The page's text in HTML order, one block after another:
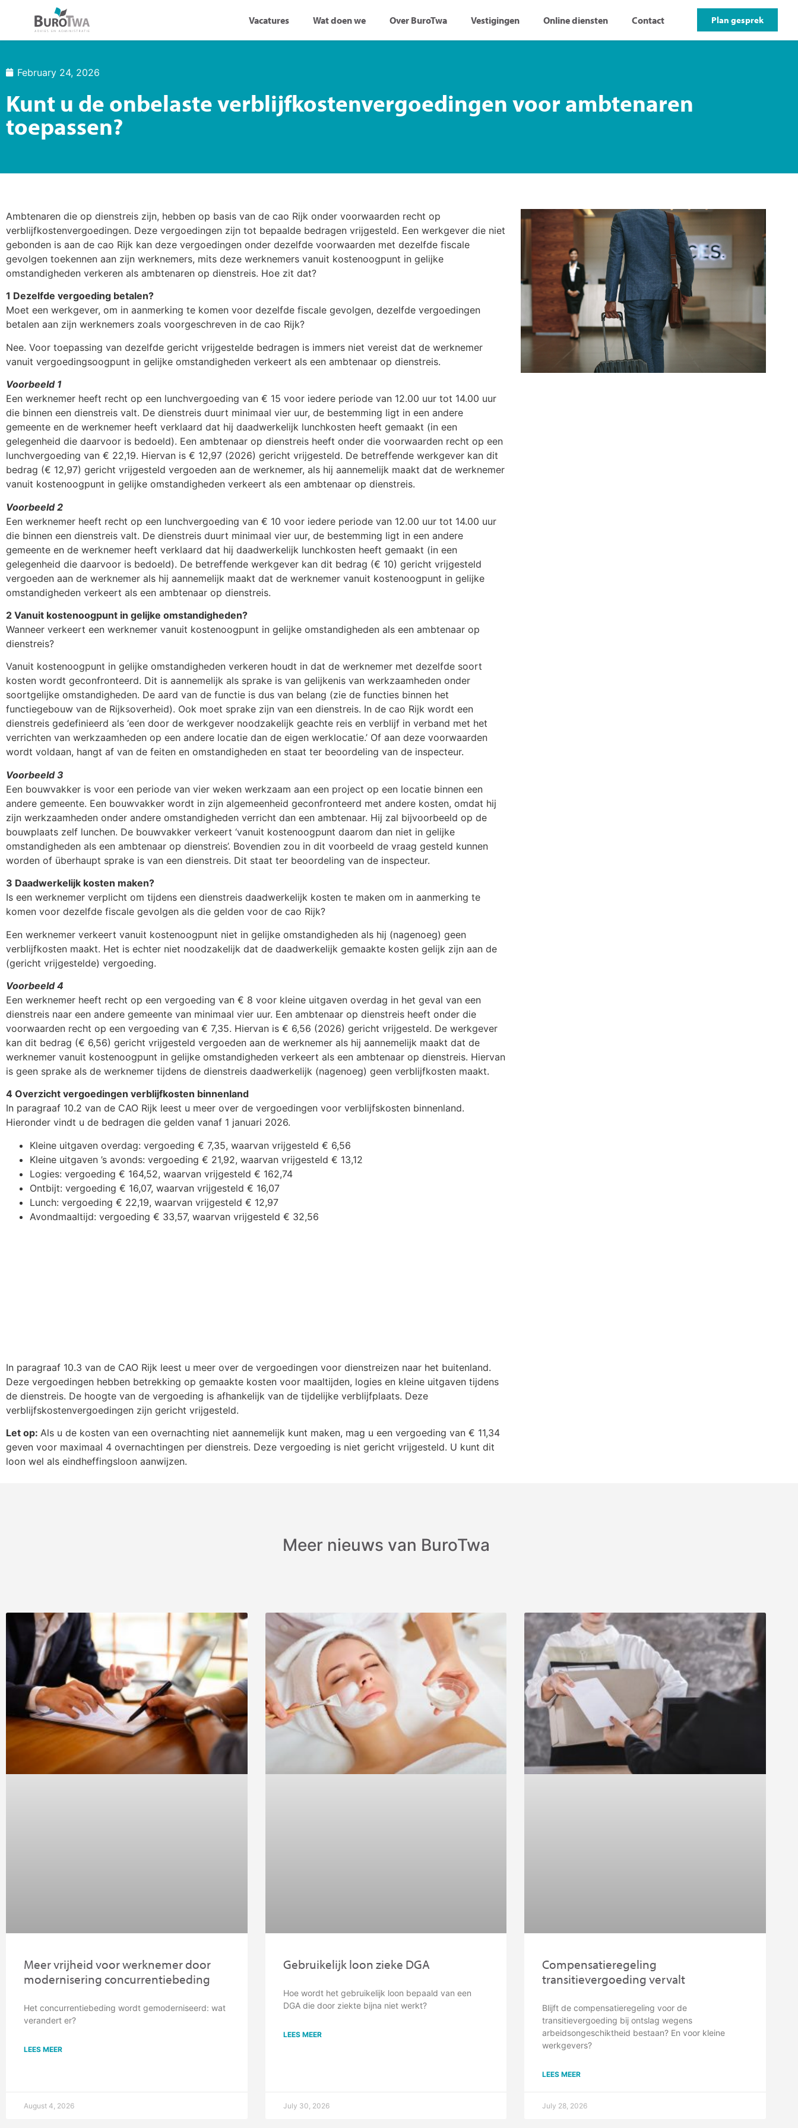
Vacatures Wat doen we Over BuroTwa Vestigingen Online diensten Contact Plan gesprek
February 24, 2026
Kunt u de onbelaste verblijfkostenvergoedingen voor ambtenaren
toepassen?
Ambtenaren die op dienstreis zijn, hebben op basis van de cao Rijk onder voorwaarden recht op
verblijfkostenvergoedingen. Deze vergoedingen zijn tot bepaalde bedragen vrijgesteld. Een werkgever die niet
gebonden is aan de cao Rijk kan deze vergoedingen onder dezelfde voorwaarden met dezelfde fiscale
gevolgen toekennen aan zijn werknemers, mits deze werknemers vanuit kostenoogpunt in gelijke
omstandigheden verkeren als ambtenaren op dienstreis. Hoe zit dat?
1 Dezelfde vergoeding betalen?
Moet een werkgever, om in aanmerking te komen voor dezelfde fiscale gevolgen, dezelfde vergoedingen
betalen aan zijn werknemers zoals voorgeschreven in de cao Rijk?
Nee. Voor toepassing van dezelfde gericht vrijgestelde bedragen is immers niet vereist dat de werknemer
vanuit vergoedingsoogpunt in gelijke omstandigheden verkeert als een ambtenaar op dienstreis.
Voorbeeld 1
Een werknemer heeft recht op een lunchvergoeding van € 15 voor iedere periode van 12.00 uur tot 14.00 uur
die binnen een dienstreis valt. De dienstreis duurt minimaal vier uur, de bestemming ligt in een andere
gemeente en de werknemer heeft verklaard dat hij daadwerkelijk lunchkosten heeft gemaakt (in een
gelegenheid die daarvoor is bedoeld). Een ambtenaar op dienstreis heeft onder die voorwaarden recht op een
lunchvergoeding van € 22,19. Hiervan is € 12,97 (2026) gericht vrijgesteld. De betreffende werkgever kan dit
bedrag (€ 12,97) gericht vrijgesteld vergoeden aan de werknemer, als hij aannemelijk maakt dat de werknemer
vanuit kostenoogpunt in gelijke omstandigheden verkeert als een ambtenaar op dienstreis.
Voorbeeld 2
Een werknemer heeft recht op een lunchvergoeding van € 10 voor iedere periode van 12.00 uur tot 14.00 uur
die binnen een dienstreis valt. De dienstreis duurt minimaal vier uur, de bestemming ligt in een andere
gemeente en de werknemer heeft verklaard dat hij daadwerkelijk lunchkosten heeft gemaakt (in een
gelegenheid die daarvoor is bedoeld). De betreffende werkgever kan dit bedrag (€ 10) gericht vrijgesteld
vergoeden aan de werknemer als hij aannemelijk maakt dat de werknemer vanuit kostenoogpunt in gelijke
omstandigheden verkeert als een ambtenaar op dienstreis.
2 Vanuit kostenoogpunt in gelijke omstandigheden?
Wanneer verkeert een werknemer vanuit kostenoogpunt in gelijke omstandigheden als een ambtenaar op
dienstreis?
Vanuit kostenoogpunt in gelijke omstandigheden verkeren houdt in dat de werknemer met dezelfde soort
kosten wordt geconfronteerd. Dit is aannemelijk als sprake is van gelijkenis van werkzaamheden onder
soortgelijke omstandigheden. De aard van de functie is dus van belang (zie de functies binnen het
functiegebouw van de Rijksoverheid). Ook moet sprake zijn van een dienstreis. In de cao Rijk wordt een
dienstreis gedefinieerd als ‘een door de werkgever noodzakelijk geachte reis en verblijf in verband met het
verrichten van werkzaamheden op een andere locatie dan de eigen werklocatie.’ Of aan deze voorwaarden
wordt voldaan, hangt af van de feiten en omstandigheden en staat ter beoordeling van de inspecteur.
Voorbeeld 3
Een bouwvakker is voor een periode van vier weken werkzaam aan een project op een locatie binnen een
andere gemeente. Een bouwvakker wordt in zijn algemeenheid geconfronteerd met andere kosten, omdat hij
zijn werkzaamheden onder andere omstandigheden verricht dan een ambtenaar. Hij zal bijvoorbeeld op de
bouwplaats zelf lunchen. De bouwvakker verkeert ‘vanuit kostenoogpunt daarom dan niet in gelijke
omstandigheden als een ambtenaar op dienstreis’. Bovendien zou in dit voorbeeld de vraag gesteld kunnen
worden of überhaupt sprake is van een dienstreis. Dit staat ter beoordeling van de inspecteur.
3 Daadwerkelijk kosten maken?
Is een werknemer verplicht om tijdens een dienstreis daadwerkelijk kosten te maken om in aanmerking te
komen voor dezelfde fiscale gevolgen als die gelden voor de cao Rijk?
Een werknemer verkeert vanuit kostenoogpunt niet in gelijke omstandigheden als hij (nagenoeg) geen
verblijfkosten maakt. Het is echter niet noodzakelijk dat de daadwerkelijk gemaakte kosten gelijk zijn aan de
(gericht vrijgestelde) vergoeding.
Voorbeeld 4
Een werknemer heeft recht op een vergoeding van € 8 voor kleine uitgaven overdag in het geval van een
dienstreis naar een andere gemeente van minimaal vier uur. Een ambtenaar op dienstreis heeft onder die
voorwaarden recht op een vergoeding van € 7,35. Hiervan is € 6,56 (2026) gericht vrijgesteld. De werkgever
kan dit bedrag (€ 6,56) gericht vrijgesteld vergoeden aan de werknemer als hij aannemelijk maakt dat de
werknemer vanuit kostenoogpunt in gelijke omstandigheden verkeert als een ambtenaar op dienstreis. Hiervan
is geen sprake als de werknemer tijdens de dienstreis daadwerkelijk (nagenoeg) geen verblijfkosten maakt.
4 Overzicht vergoedingen verblijfkosten binnenland
In paragraaf 10.2 van de CAO Rijk leest u meer over de vergoedingen voor verblijfskosten binnenland.
Hieronder vindt u de bedragen die gelden vanaf 1 januari 2026.
Kleine uitgaven overdag: vergoeding € 7,35, waarvan vrijgesteld € 6,56
Kleine uitgaven ’s avonds: vergoeding € 21,92, waarvan vrijgesteld € 13,12
Logies: vergoeding € 164,52, waarvan vrijgesteld € 162,74
Ontbijt: vergoeding € 16,07, waarvan vrijgesteld € 16,07
Lunch: vergoeding € 22,19, waarvan vrijgesteld € 12,97
Avondmaaltijd: vergoeding € 33,57, waarvan vrijgesteld € 32,56
In paragraaf 10.3 van de CAO Rijk leest u meer over de vergoedingen voor dienstreizen naar het buitenland.
Deze vergoedingen hebben betrekking op gemaakte kosten voor maaltijden, logies en kleine uitgaven tijdens
de dienstreis. De hoogte van de vergoeding is afhankelijk van de tijdelijke verblijfplaats. Deze
verblijfskostenvergoedingen zijn gericht vrijgesteld.
Let op: Als u de kosten van een overnachting niet aannemelijk kunt maken, mag u een vergoeding van € 11,34
geven voor maximaal 4 overnachtingen per dienstreis. Deze vergoeding is niet gericht vrijgesteld. U kunt dit
loon wel als eindheffingsloon aanwijzen.
Meer nieuws van BuroTwa
Meer vrijheid voor werknemer door
modernisering concurrentiebeding
Het concurrentiebeding wordt gemoderniseerd: wat
verandert er?
LEES MEER
August 4, 2026
Gebruikelijk loon zieke DGA
Hoe wordt het gebruikelijk loon bepaald van een
DGA die door ziekte bijna niet werkt?
LEES MEER
July 30, 2026
Compensatieregeling
transitievergoeding vervalt
Blijft de compensatieregeling voor de
transitievergoeding bij ontslag wegens
arbeidsongeschiktheid bestaan? En voor kleine
werkgevers?
LEES MEER
July 28, 2026